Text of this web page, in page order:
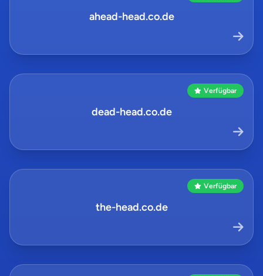
ahead-head.co.de
Verfügbar
dead-head.co.de
Verfügbar
the-head.co.de